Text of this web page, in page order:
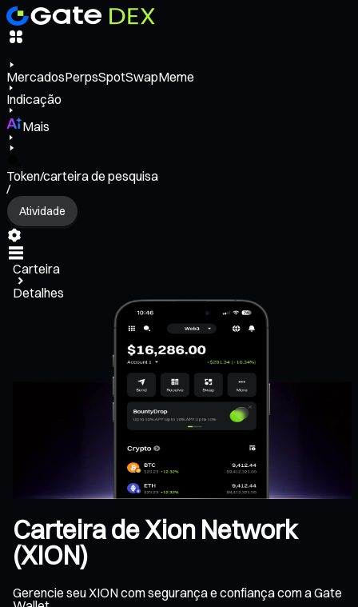
MercadosPerpsSpotSwapMeme
Indicação
Mais
Token/carteira de pesquisa
/
Atividade
Carteira
Detalhes
Carteira de Xion Network
(XION)
Gerencie seu XION com segurança e confiança com a Gate